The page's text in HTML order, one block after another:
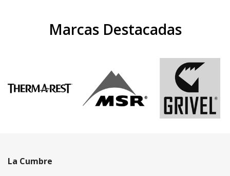
Marcas Destacadas
La Cumbre